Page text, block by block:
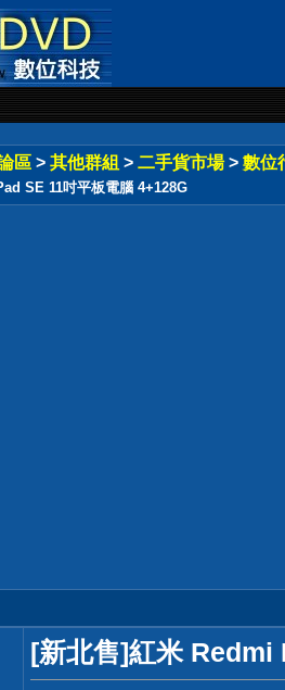
區 > 其他群組 > 二手貨市場 > 數位
SE 11吋平板電腦 4+128G
[新北售]紅米 Redmi